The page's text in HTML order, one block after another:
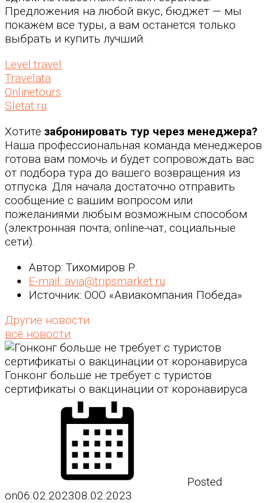
Предложения на любой вкус, бюджет — мы
покажем все туры, а вам останется только
выбрать и купить лучший.
Level.travel
Travelata
Onlinetours
Sletat.ru
Хотите забронировать тур через менеджера?
Наша профессиональная команда менеджеров
готова вам помочь и будет сопровождать вас
от подбора тура до вашего возвращения из
отпуска. Для начала достаточно отправить
сообщение с вашим вопросом или
пожеланиями любым возможным способом
(электронная почта, online-чат, социальные
сети).
Автор: Тихомиров Р.
E-mail: avia@tripsmarket.ru
Источник: ООО «Авиакомпания Победа»
Другие новости
все новости
Гонконг больше не требует с туристов
сертификаты о вакцинации от коронавируса
Posted
on06.02.202308.02.2023